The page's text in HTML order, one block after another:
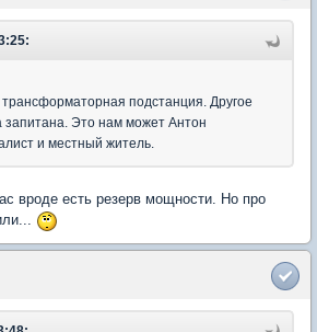
подстанция. Другое
запитана. Это нам может Антон
и местный житель.
вроде есть резерв мощности. Но про